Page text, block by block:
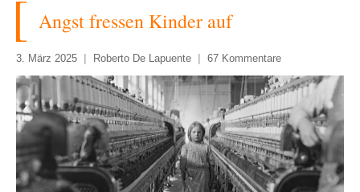
Angst fressen Kinder auf
3. März 2025 Roberto De Lapuente 67 Kommentare